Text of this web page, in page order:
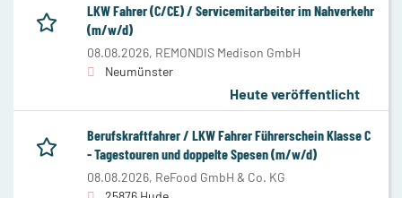
LKW Fahrer (C/CE) / Servicemitarbeiter im Nahverkehr
(m/w/d)
08.08.2026, REMONDIS Medison GmbH
Neumünster
Heute veröffentlicht
Berufskraftfahrer / LKW Fahrer Führerschein Klasse C
- Tagestouren und doppelte Spesen (m/w/d)
08.08.2026, ReFood GmbH & Co. KG